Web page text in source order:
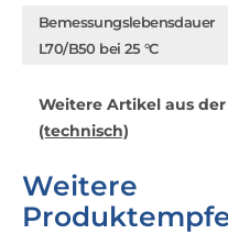
Bemessungslebensdauer
L70/B50 bei 25 °C
Weitere Artikel aus
(technisch)
Weitere